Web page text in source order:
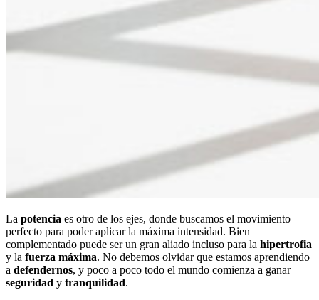
La potencia es otro de los ejes, donde buscamos el movimiento
perfecto para poder aplicar la máxima intensidad. Bien
complementado puede ser un gran aliado incluso para la hipertrofia
y la fuerza máxima. No debemos olvidar que estamos aprendiendo
a defendernos, y poco a poco todo el mundo comienza a ganar
seguridad y tranquilidad.